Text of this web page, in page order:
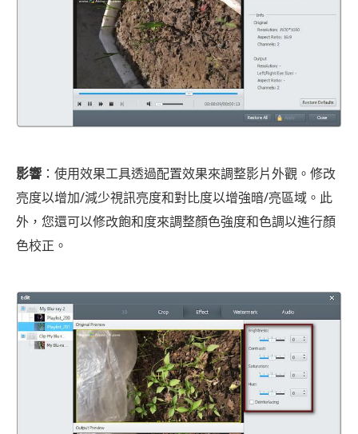
影響 ：使用效果工具透過配置效果來調整影片外觀。修改
亮度以增加/減少視訊亮度和對比度以增強暗/亮區域。此
外，您還可以修改飽和度來調整顏色強度和色調以進行顏
色校正。